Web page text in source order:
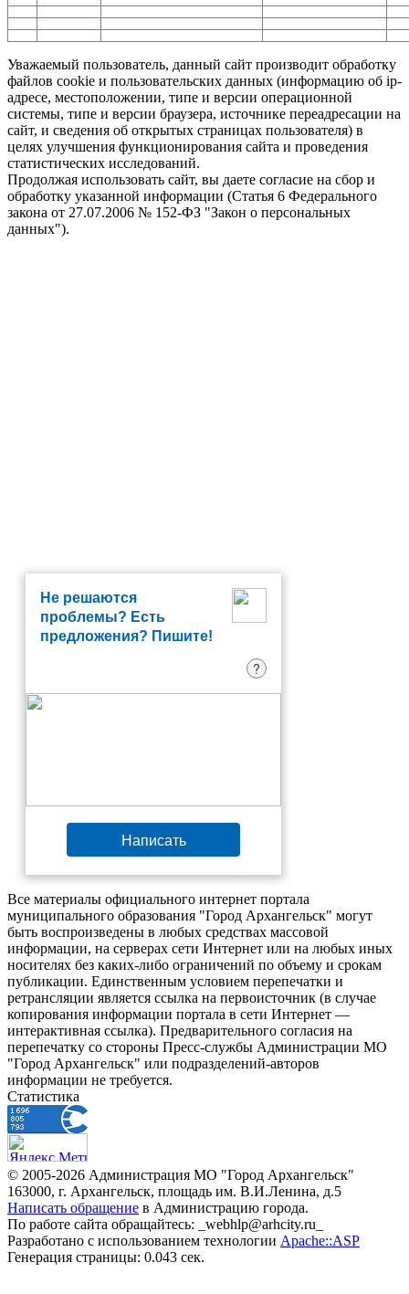
Уважаемый пользователь, данный сайт производит обработку
файлов cookie и пользовательских данных (информацию об ip-
адресе, местоположении, типе и версии операционной
системы, типе и версии браузера, источнике переадресации на
сайт, и сведения об открытых страницах пользователя) в
целях улучшения функционирования сайта и проведения
статистических исследований.
Продолжая использовать сайт, вы даете согласие на сбор и
обработку указанной информации (Статья 6 Федерального
закона от 27.07.2006 № 152-ФЗ "Закон о персональных
данных").
Не решаются
проблемы? Есть
предложения? Пишите!
?
Написать
Все материалы официального интернет портала
муниципального образования "Город Архангельск" могут
быть воспроизведены в любых средствах массовой
информации, на серверах сети Интернет или на любых иных
носителях без каких-либо ограничений по объему и срокам
публикации. Единственным условием перепечатки и
ретрансляции является ссылка на первоисточник (в случае
копирования информации портала в сети Интернет —
интерактивная ссылка). Предварительного согласия на
перепечатку со стороны Пресс-службы Администрации МО
"Город Архангельск" или подразделений-авторов
информации не требуется.
Статистика
© 2005-2026 Администрация МО "Город Архангельск"
163000, г. Архангельск, площадь им. В.И.Ленина, д.5
Написать обращение в Администрацию города.
По работе сайта обращайтесь: _webhlp@arhcity.ru_
Разработано с использованием технологии Apache::ASP
Генерация страницы: 0.043 сек.